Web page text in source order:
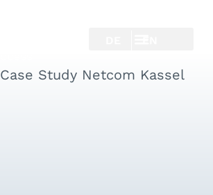
Case Study Netcom Kassel